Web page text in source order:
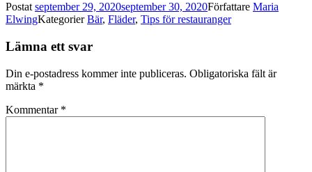
Postatseptember 29, 2020september 30, 2020Författare Maria
ElwingKategorierBär, Fläder, Tips för restauranger
Lämna ett svar
Din e-postadress kommer inte publiceras. Obligatoriska fält är
märkta *
Kommentar *